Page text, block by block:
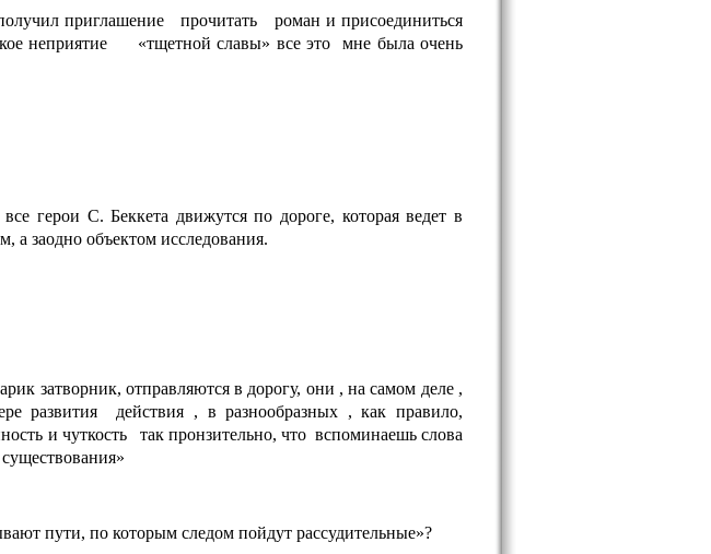
приглашение прочитать роман и присоединиться
неприятие «тщетной славы» все это мне была очень
С. Беккета движутся по дороге, которая ведет в
а заодно объектом исследования.
затворник, отправляются в дорогу, они , на самом деле ,
развития действия , в разнообразных , как правило,
и чуткость так пронзительно, что вспоминаешь слова
пути, по которым следом пойдут рассудительные»?